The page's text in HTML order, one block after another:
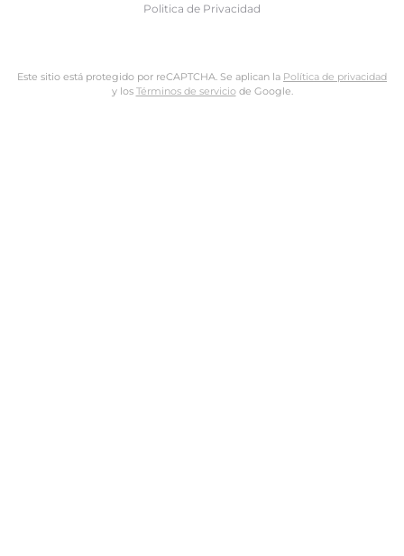
Politica de Privacidad
Este sitio está protegido por reCAPTCHA. Se aplican la Política de privacidad
y los Términos de serviciode Google.